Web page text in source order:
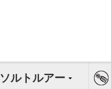
ソルトルアー